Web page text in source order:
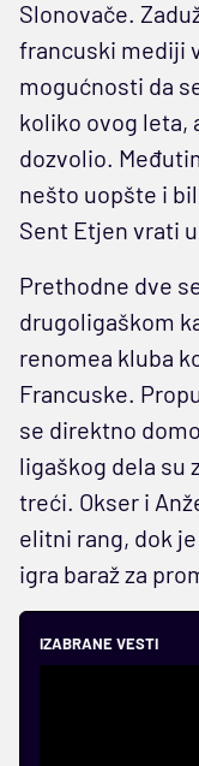
Slonovače.
francuski mediji
mogućnosti da
koliko ovog leta,
dozvolio.
nešto uopšte i
Sent Etjen vrati u
Prethodne dve
drugoligaškom
renomea kluba
Francuske.
se direktno
ligaškog dela su
treći. Okser i
elitni rang, dok
igra baraž za
IZABRANE VESTI